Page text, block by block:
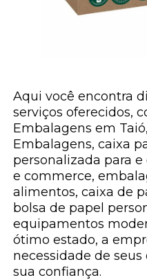
Aqui você encontra
serviços oferecidos,
Embalagens em
Embalagens, caixa
personalizada para
e commerce,
alimentos, caixa de
bolsa de papel
equipamentos
ótimo estado, a
necessidade de
sua confiança.